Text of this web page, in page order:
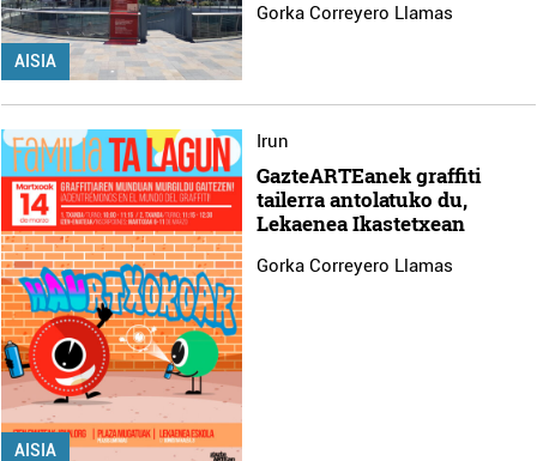
AISIA
Gorka Correyero Llamas
AISIA
Irun
GazteARTEanek graffiti
tailerra antolatuko du,
Lekaenea Ikastetxean
Gorka Correyero Llamas